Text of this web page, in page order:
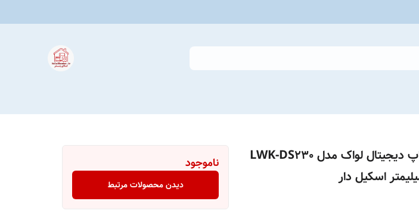
دوزینگ کاپ دیجیتال لواک مدل LWK-DS230
ناموجود
دیدن محصولات مرتبط